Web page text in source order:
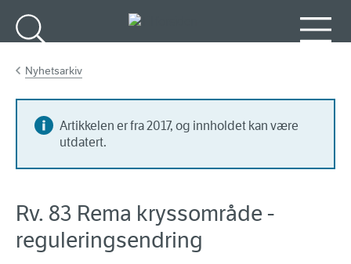
Nyhetsarkiv
Artikkelen er fra 2017, og innholdet kan være
utdatert.
Rv. 83 Rema kryssområde -
reguleringsendring